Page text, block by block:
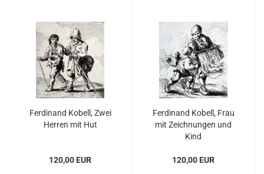
Ferdinand Kobell, Zwei
Herren mit Hut
120,00 EUR
Ferdinand Kobell, Frau
mit Zeichnungen und
Kind
120,00 EUR